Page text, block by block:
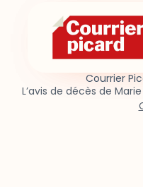
Courrier
L’avis de décès de